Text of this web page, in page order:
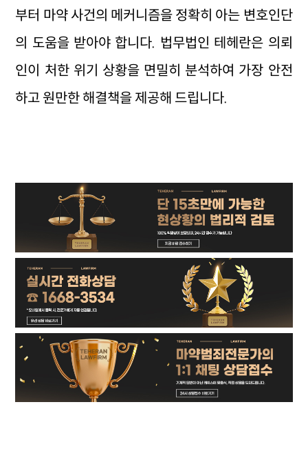
부터 마약 사건의 메커니즘을 정확히 아는 변호인단
의 도움을 받아야 합니다. 법무법인 테헤란은 의뢰
인이 처한 위기 상황을 면밀히 분석하여 가장 안전
하고 원만한 해결책을 제공해 드립니다.